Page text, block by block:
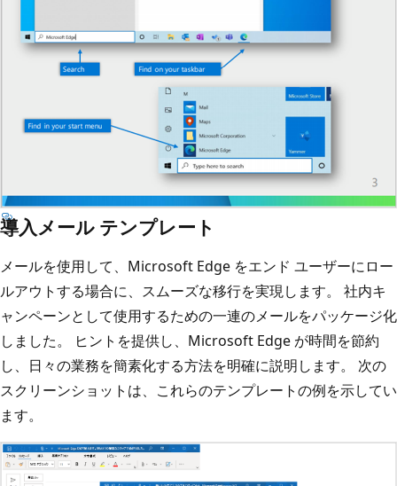
導入メール テンプレート
メールを使用して、Microsoft Edge をエンド ユーザーにロー
ルアウトする場合に、スムーズな移行を実現します。 社内キ
ャンペーンとして使用するための一連のメールをパッケージ化
しました。 ヒントを提供し、Microsoft Edge が時間を節約
し、日々の業務を簡素化する方法を明確に説明します。 次の
スクリーンショットは、これらのテンプレートの例を示してい
ます。